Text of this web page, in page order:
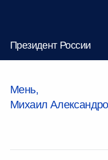
Президент России
Мень,
Михаил